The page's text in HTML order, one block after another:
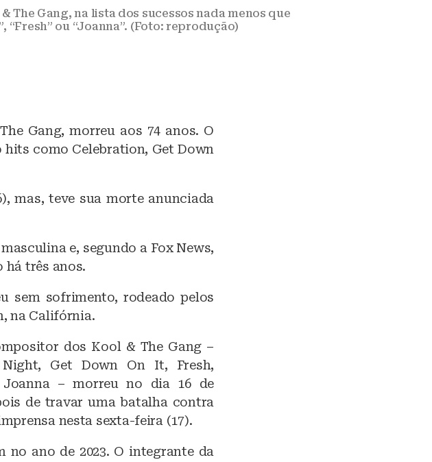
Gang, na lista dos sucessos nada menos que
“Fresh” ou “Joanna”. (Foto: reprodução)
Gang, morreu aos 74 anos. O
como Celebration, Get Down
mas, teve sua morte anunciada
e, segundo a Fox News,
há três anos.
sem sofrimento, rodeado pelos
na Califórnia.
dos Kool & The Gang –
Get Down On It, Fresh,
– morreu no dia 16 de
de travar uma batalha contra
nesta sexta-feira (17).
no ano de 2023. O integrante da